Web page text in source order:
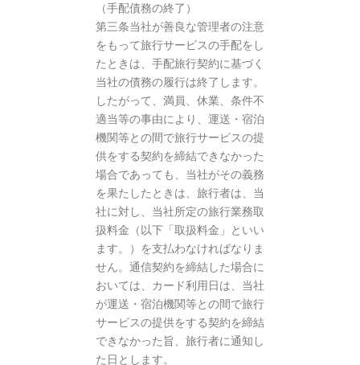
（手配債務の終了）
第三条当社が善良な管理者の注意
をもって旅行サービスの手配をし
たときは、手配旅行契約に基づく
当社の債務の履行は終了します。
したがって、満員、休業、条件不
適当等の事由により、運送・宿泊
機関等との間で旅行サービスの提
供をする契約を締結できなかった
場合であっても、当社がその義務
を果たしたときは、旅行者は、当
社に対し、当社所定の旅行業務取
扱料金（以下「取扱料金」といい
ます。）を支払わなければなりま
せん。通信契約を締結した場合に
おいては、カード利用日は、当社
が運送・宿泊機関等との間で旅行
サービスの提供をする契約を締結
できなかった旨、旅行者に通知し
た日とします。